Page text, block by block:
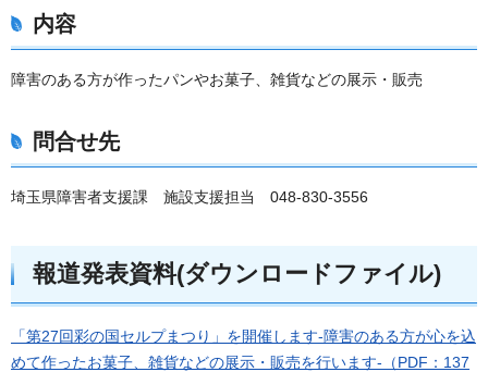
内容
障害のある方が作ったパンやお菓子、雑貨などの展示・販売
問合せ先
埼玉県障害者支援課 施設支援担当 048-830-3556
報道発表資料(ダウンロードファイル)
「第27回彩の国セルプまつり」を開催します-障害のある方が心を込
めて作ったお菓子、雑貨などの展示・販売を行います-（PDF：137